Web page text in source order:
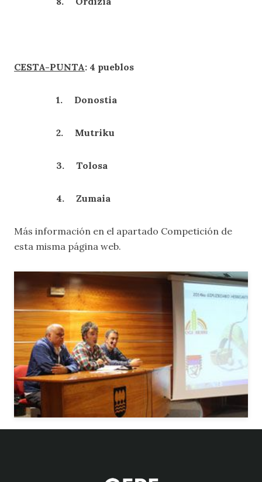
CESTA-PUNTA: 4 pueblos
1. Donostia
2. Mutriku
3. Tolosa
4. Zumaia
Más información en el apartado Competición de
esta misma página web.